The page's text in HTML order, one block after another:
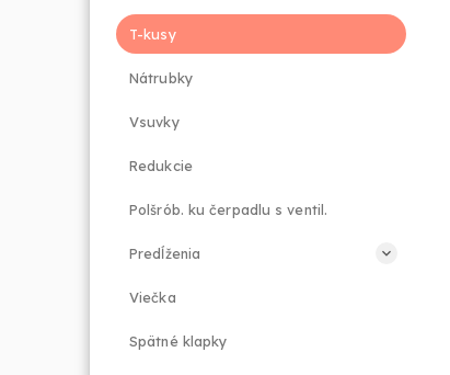
T-kusy
Nátrubky
Vsuvky
Redukcie
Polšrób. ku čerpadlu s ventil.
Predĺženia
Viečka
Spätné klapky